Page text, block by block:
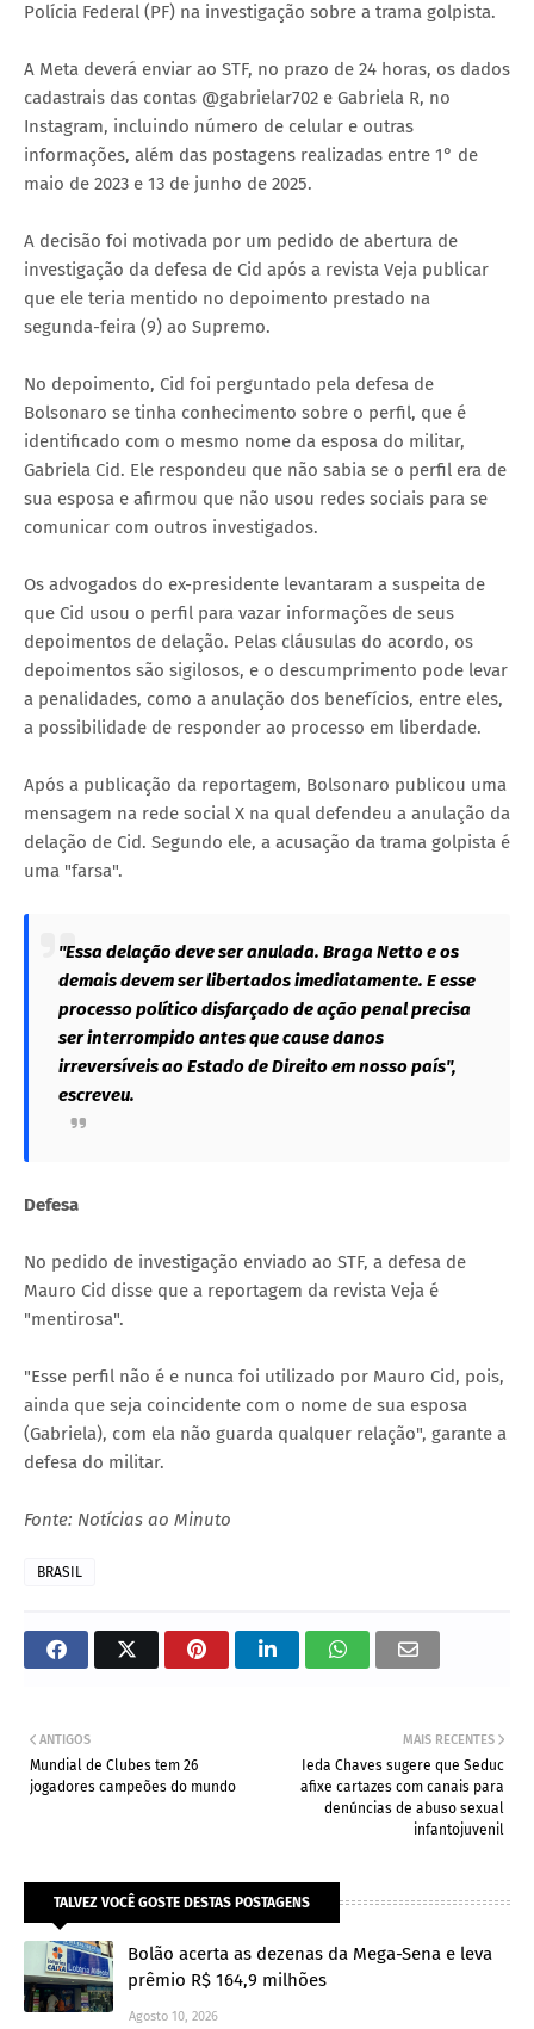
Polícia Federal (PF) na investigação sobre a trama golpista.
A Meta deverá enviar ao STF, no prazo de 24 horas, os dados
cadastrais das contas @gabrielar702 e Gabriela R, no
Instagram, incluindo número de celular e outras
informações, além das postagens realizadas entre 1° de
maio de 2023 e 13 de junho de 2025.
A decisão foi motivada por um pedido de abertura de
investigação da defesa de Cid após a revista Veja publicar
que ele teria mentido no depoimento prestado na
segunda-feira (9) ao Supremo.
No depoimento, Cid foi perguntado pela defesa de
Bolsonaro se tinha conhecimento sobre o perfil, que é
identificado com o mesmo nome da esposa do militar,
Gabriela Cid. Ele respondeu que não sabia se o perfil era de
sua esposa e afirmou que não usou redes sociais para se
comunicar com outros investigados.
Os advogados do ex-presidente levantaram a suspeita de
que Cid usou o perfil para vazar informações de seus
depoimentos de delação. Pelas cláusulas do acordo, os
depoimentos são sigilosos, e o descumprimento pode levar
a penalidades, como a anulação dos benefícios, entre eles,
a possibilidade de responder ao processo em liberdade.
Após a publicação da reportagem, Bolsonaro publicou uma
mensagem na rede social X na qual defendeu a anulação da
delação de Cid. Segundo ele, a acusação da trama golpista é
uma "farsa".
"Essa delação deve ser anulada. Braga Netto e os
demais devem ser libertados imediatamente. E esse
processo político disfarçado de ação penal precisa
ser interrompido antes que cause danos
irreversíveis ao Estado de Direito em nosso país",
escreveu.
Defesa
No pedido de investigação enviado ao STF, a defesa de
Mauro Cid disse que a reportagem da revista Veja é
"mentirosa".
"Esse perfil não é e nunca foi utilizado por Mauro Cid, pois,
ainda que seja coincidente com o nome de sua esposa
(Gabriela), com ela não guarda qualquer relação", garante a
defesa do militar.
Fonte: Notícias ao Minuto
BRASIL
MAIS RECENTES
Ieda Chaves sugere que Seduc
afixe cartazes com canais para
denúncias de abuso sexual
infantojuvenil
ANTIGOS
Mundial de Clubes tem 26
jogadores campeões do mundo
TALVEZ VOCÊ GOSTE DESTAS POSTAGENS
Bolão acerta as dezenas da Mega-Sena e leva
prêmio R$ 164,9 milhões
Agosto 10, 2026